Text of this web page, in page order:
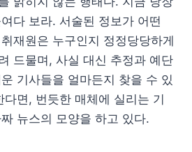
다 보라. 서술된 정보가 어떤
재원은 누구인지 정정당당하게
드물며, 사실 대신 추정과 예단
기사들을 얼마든지 찾을 수 있
면, 번듯한 매체에 실리는 기
뉴스의 모양을 하고 있다.